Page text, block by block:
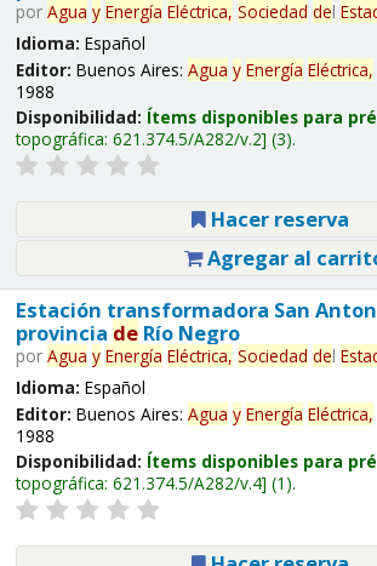
por Agua y Energía Eléctrica, Sociedad del
Idioma: Español
Editor: Buenos Aires: Agua y Energía Eléctrica,
1988
Disponibilidad: Ítems disponibles para
topográfica: 621.374.5/A282/v.2 (3).
Hacer reserva
Agregar al
Estación transformadora San
provincia deRío Negro
por Agua y Energía Eléctrica, Sociedad del
Idioma: Español
Editor: Buenos Aires: Agua y Energía Eléctrica,
1988
Disponibilidad: Ítems disponibles para
topográfica: 621.374.5/A282/v.4 (1).